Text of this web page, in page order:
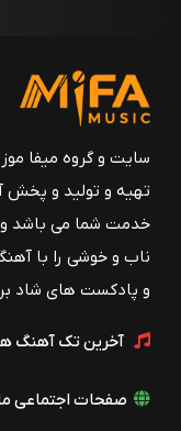
تهیه و تولید و پخش
خدمت شما می باشد و
ناب و خوشی را با
و پادکست های شاد
آخرین تک آهنگ
صفحات اجتماعی